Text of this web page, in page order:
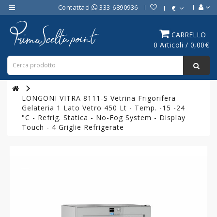
Contattaci 333-6890936 €
CARRELLO
0 Articoli / 0,00€
Category
ATTREZZATURE
BAR
ATTREZZATURE
PROFESSIONALI
CUCINA
LONGONI VITRA 8111-S Vetrina Frigorifera
Gelateria 1 Lato Vetro 450 Lt - Temp. -15 -24
°C - Refrig. Statica - No-Fog System - Display
Touch - 4 Griglie Refrigerate